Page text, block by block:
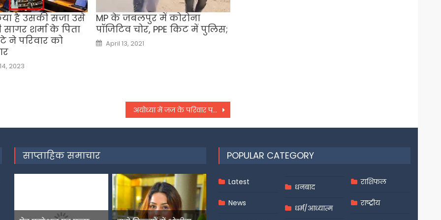
है उसकी सजा उसे
शर्मा के पिता
ने परिवार को
2023
MP के जबलपुर में कोरोना
पॉजिटिव चोर, PPE किट में पुलिस;
Posted
on
April 13, 2021
अयोध्‍या में जज के पर‍िवार पर हमला, कार से रौंदने का किया प्रयास
साप्ताहिक समाचार POPULAR CATEGORY
Latest
News
धनबाद
धर्म/आध्यात्म
राशिफल
राष्ट्रीय